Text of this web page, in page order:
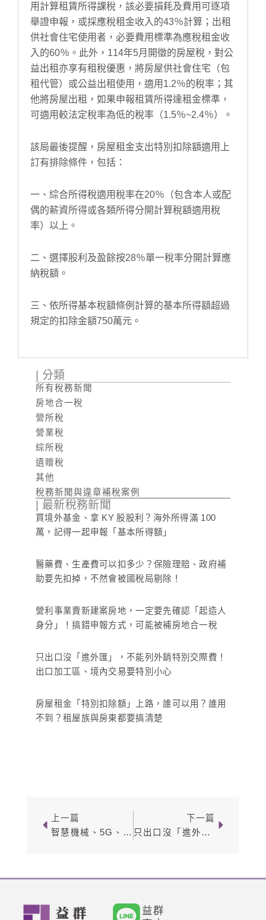
用計算租賃所得課稅，該必要損耗及費用可逐項
舉證申報，或採應稅租金收入的43％計算；出租
供社會住宅使用者，必要費用標準為應稅租金收
入的60％。此外，114年5月開徵的房屋稅，對公
益出租亦享有租稅優惠，將房屋供社會住宅（包
租代管）或公益出租使用，適用1.2％的稅率；其
他將房屋出租，如果申報租賃所得達租金標準，
可適用較法定稅率為低的稅率（1.5％~2.4％）。
該局最後提醒，房屋租金支出特別扣除額適用上
訂有排除條件，包括：
一、綜合所得稅適用稅率在20％（包含本人或配
偶的薪資所得或各類所得分開計算稅額適用稅
率）以上。
二、選擇股利及盈餘按28％單一稅率分開計算應
納稅額。
三、依所得基本稅額條例計算的基本所得額超過
規定的扣除金額750萬元。
| 分類
所有稅務新聞
房地合一稅
營所稅
營業稅
綜所稅
遺贈稅
其他
稅務新聞與違章補稅案例
| 最新稅務新聞
買境外基金、拿 KY 股股利？海外所得滿 100
萬，記得一起申報「基本所得額」
醫藥費、生產費可以扣多少？保險理賠、政府補
助要先扣掉，不然會被國稅局剔除！
營利事業賣新建案房地，一定要先確認「起造人
身分」！搞錯申報方式，可能被補房地合一稅
只出口沒「進外匯」，不能列外銷特別交際費！
出口加工區、境內交易要特別小心
房屋租金「特別扣除額」上路，誰可以用？誰用
不到？租屋族與房東都要搞清楚
上一篇
智慧機械、5G、資安投資想用產創10-1抵稅？交貨年度、申請時點沒搞清楚，小心整個優惠被打掉
下一篇
只出口沒「進外匯」，不能列外銷特別交際費！出口加工區、境內交易要特別小心
益群